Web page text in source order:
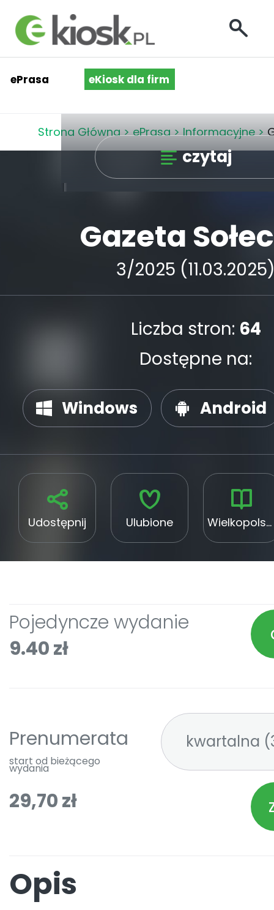
ePrasa eKiosk dla firm
Strona Główna > ePrasa > Informacyjne >
czytaj
Gazeta
3/2025
Liczba stron: 64
Dostępne na:
Windows Android
Udostępnij Ulubione Wielkopolskie Stowarzyszenie Sołtysów
Pojedyncze wydanie
9.40 zł
Prenumerata
start od bieżącego
wydania
29,70 zł
Opis